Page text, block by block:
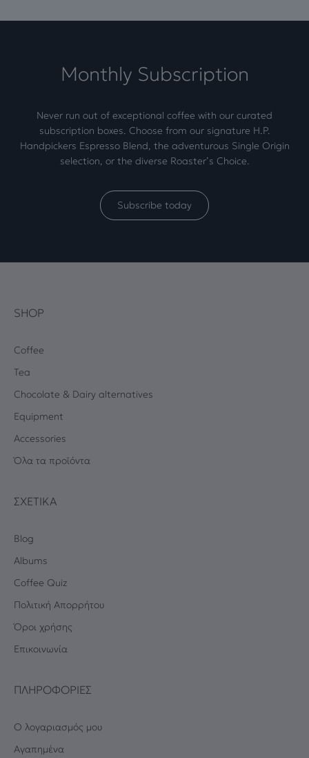
Monthly Subscription
Never run out of exceptional coffee with our curated
subscription boxes. Choose from our signature H.P.
Handpickers Espresso Blend, the adventurous Single Origin
selection, or the diverse Roaster’s Choice.
Subscribe today
SHOP
Coffee
Tea
Chocolate & Dairy alternatives
Equipment
Accessories
Όλα τα προϊόντα
ΣΧΕΤΙΚΆ
Blog
Albums
Coffee Quiz
Πολιτική Απορρήτου
Όροι χρήσης
Επικοινωνία
ΠΛΗΡΟΦΟΡΊΕΣ
Ο λογαριασμός μου
Αγαπημένα